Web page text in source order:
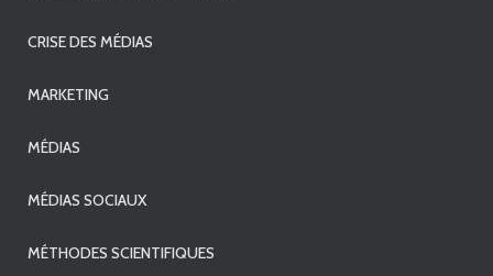
CRISE DES MÉDIAS
MARKETING
MÉDIAS
MÉDIAS SOCIAUX
MÉTHODES SCIENTIFIQUES